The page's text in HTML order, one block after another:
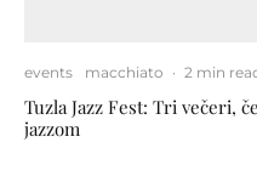
events macchiato · 2 min
Tuzla Jazz Fest: Tri večeri,
jazzom